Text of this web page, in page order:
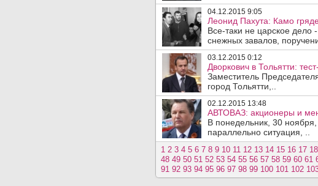
04.12.2015 9:05
Леонид Пахута: Камо
Все-таки не царское дело
снежных завалов,
03.12.2015 0:12
Дворкович в Тольятти:
Заместитель
город Тольятти,..
02.12.2015 13:48
АВТОВАЗ: акционеры и
В понедельник, 30
параллельно ситуация, ..
1 2 3 4 5 6 7 8 9 10 11 12 13 14 15 16 17 18
48 49 50 51 52 53 54 55 56 57 58 59 60 61
91 92 93 94 95 96 97 98 99 100 101 102